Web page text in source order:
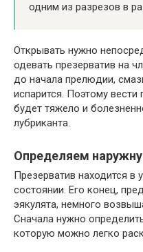
одним из разрезов в
Открывать нужно
одевать презерватив на
до начала прелюдии,
испарится. Поэтому
будет тяжело и
лубриканта.
Определяем
Презерватив находится в
состоянии. Его конец,
эякулята, немного
Сначала нужно
которую можно легко